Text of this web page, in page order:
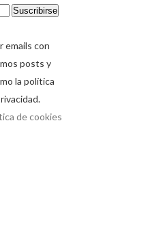
emails con
posts y
la política
de cookies